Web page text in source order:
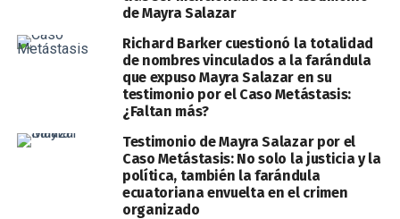
de Mayra Salazar
Richard Barker cuestionó la totalidad
de nombres vinculados a la farándula
que expuso Mayra Salazar en su
testimonio por el Caso Metástasis:
¿Faltan más?
Testimonio de Mayra Salazar por el
Caso Metástasis: No solo la justicia y la
política, también la farándula
ecuatoriana envuelta en el crimen
organizado